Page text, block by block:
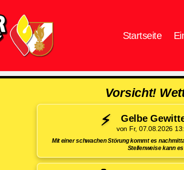
Startseite
Vorsicht!
⚡ Gelbe
von Fr, 07.08.2026
Mit einer schwachen Störung kommt es
Stellenweise kann